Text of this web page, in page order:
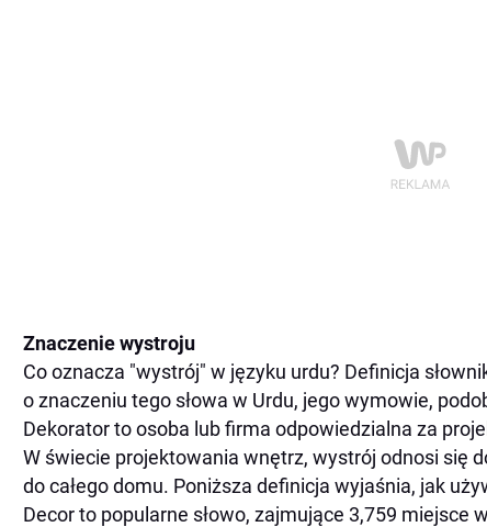
Znaczenie wystroju
Co oznacza "wystrój" w języku urdu? Definicja
o znaczeniu tego słowa w Urdu, jego wymowie,
Dekorator to osoba lub firma odpowiedzialna za
W świecie projektowania wnętrz, wystrój odnosi się
do całego domu. Poniższa definicja wyjaśnia, jak
Decor to popularne słowo, zajmujące 3,759 miejsce